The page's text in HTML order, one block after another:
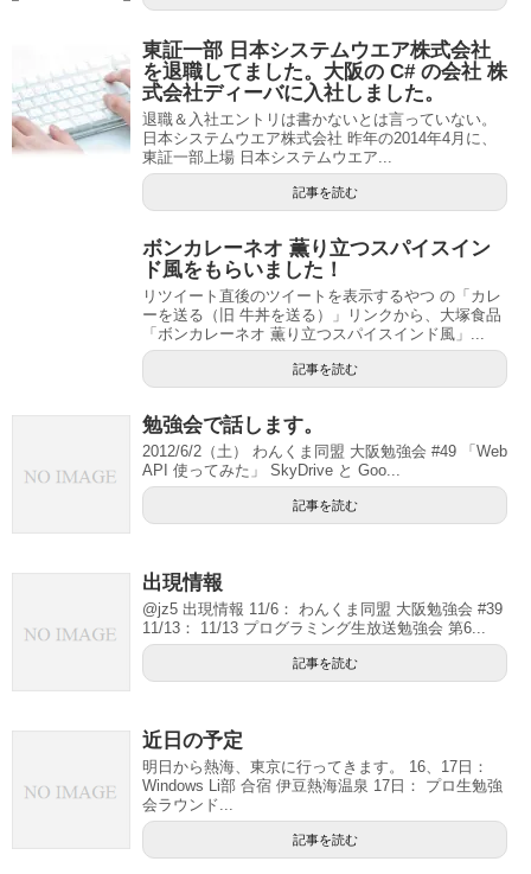
東証一部 日本システムウエア株式会社
を退職してました。大阪の C# の会社 株
式会社ディーバに入社しました。
退職＆入社エントリは書かないとは言っていない。
日本システムウエア株式会社 昨年の2014年4月に、
東証一部上場 日本システムウエア...
記事を読む
ボンカレーネオ 薫り立つスパイスイン
ド風をもらいました！
リツイート直後のツイートを表示するやつ の「カレ
ーを送る（旧 牛丼を送る）」リンクから、大塚食品
「ボンカレーネオ 薫り立つスパイスインド風」...
記事を読む
勉強会で話します。
2012/6/2（土） わんくま同盟 大阪勉強会 #49 「Web
API 使ってみた」 SkyDrive と Goo...
記事を読む
出現情報
@jz5 出現情報 11/6： わんくま同盟 大阪勉強会 #39
11/13： 11/13 プログラミング生放送勉強会 第6...
記事を読む
近日の予定
明日から熱海、東京に行ってきます。 16、17日：
Windows Li部 合宿 伊豆熱海温泉 17日： プロ生勉強
会ラウンド...
記事を読む